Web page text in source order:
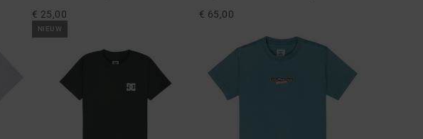
€ 25,00 € 65,00
NIEUW